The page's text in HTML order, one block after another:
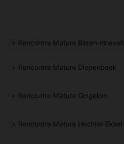
Rencontre Mature Bilzen-Hoeselt
Rencontre Mature Diepenbeek
Rencontre Mature Gingelom
Rencontre Mature Hechtel-Eksel